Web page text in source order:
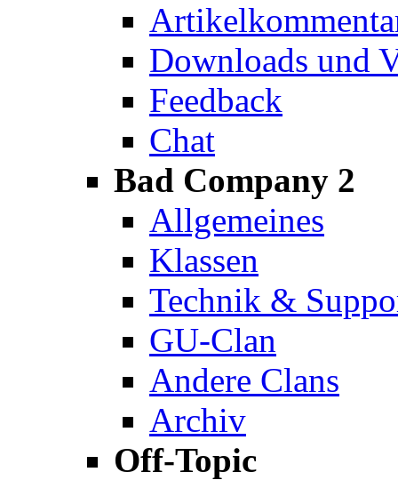
Downloads und
Feedback
Chat
Bad Company 2
Allgemeines
Klassen
Technik &
GU-Clan
Andere Clans
Archiv
Off-Topic